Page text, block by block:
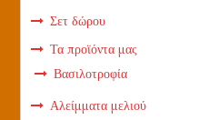
Σετ δώρου
Τα προϊόντα μας
Βασιλοτροφία
Αλείμματα μελιού